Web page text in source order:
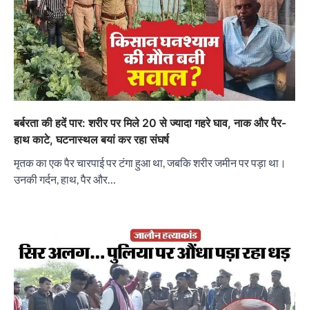
बर्बरता की हदें पार: शरीर पर मिले 20 से ज्यादा गहरे घाव, नाक और पैर-
हाथ काटे, घटनास्थल बयां कर रहा संघर्ष
मृतक का एक पैर चारपाई पर टंगा हुआ था, जबकि शरीर जमीन पर पड़ा था।
उनकी गर्दन, हाथ, पैर और…